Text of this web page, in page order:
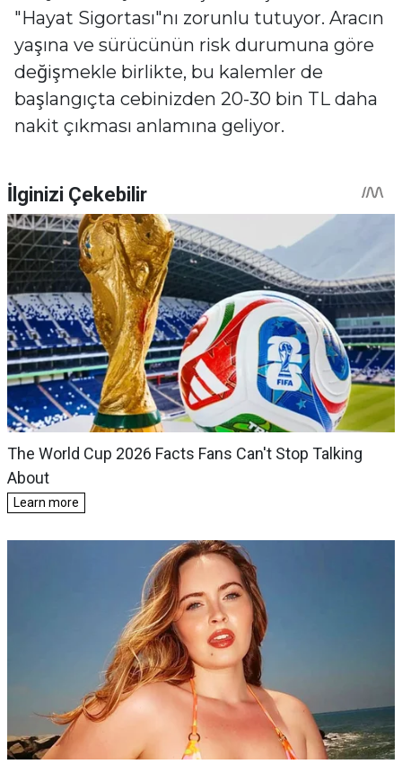
"Hayat Sigortası"nı zorunlu tutuyor. Aracın
yaşına ve sürücünün risk durumuna göre
değişmekle birlikte, bu kalemler de
başlangıçta cebinizden 20-30 bin TL daha
nakit çıkması anlamına geliyor.